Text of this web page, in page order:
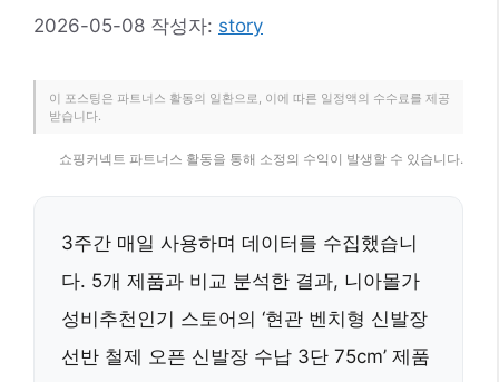
2026-05-08 작성자: story
이 포스팅은 파트너스 활동의 일환으로, 이에 따른 일정액의 수수료를 제공
받습니다.
쇼핑커넥트 파트너스 활동을 통해 소정의 수익이 발생할 수 있습니다.
3주간 매일 사용하며 데이터를 수집했습니
다. 5개 제품과 비교 분석한 결과, 니아몰가
성비추천인기 스토어의 ‘현관 벤치형 신발장
선반 철제 오픈 신발장 수납 3단 75cm’ 제품